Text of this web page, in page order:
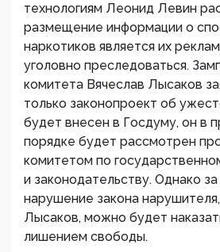
технологиям Леонид Левин
размещение информации о
наркотиков является их
уголовно преследоваться.
комитета Вячеслав Лысаков
только законопроект об
будет внесен в Госдуму, он в
порядке будет рассмотрен
комитетом по
и законодательству. Однако
нарушение закона
Лысаков, можно будет
лишением свободы.